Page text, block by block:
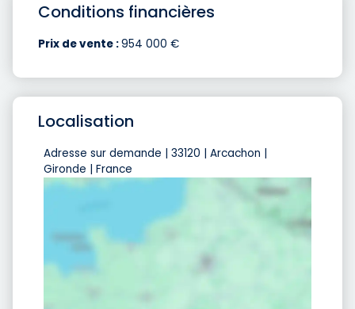
Conditions financières
Prix de vente :954 000 €
Localisation
Adresse sur demande | 33120 | Arcachon |
Gironde | France